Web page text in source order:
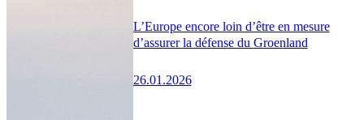
L’Europe encore loin d’être en mesure
d’assurer la défense du Groenland
26.01.2026